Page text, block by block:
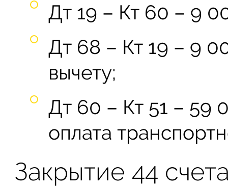
Дт 19 – Кт 60 – 9
Дт 68 – Кт 19 – 9
вычету;
Дт 60 – Кт 51 – 59
оплата
Закрытие 44